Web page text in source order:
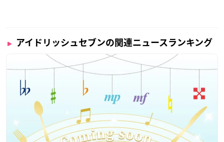
アイドリッシュセブンの関連ニュースランキング